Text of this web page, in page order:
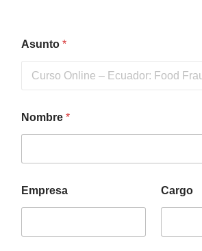
Asunto *
Nombre *
Empresa Cargo